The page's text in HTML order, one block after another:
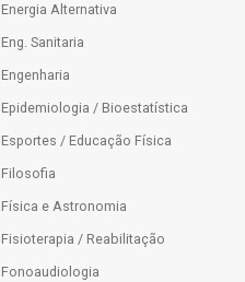
Energia Alternativa
Eng. Sanitaria
Engenharia
Epidemiologia / Bioestatística
Esportes / Educação Física
Filosofia
Física e Astronomia
Fisioterapia / Reabilitação
Fonoaudiologia